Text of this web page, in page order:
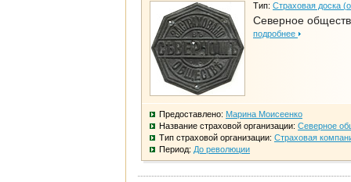
Тип: Страховая доска
Северное
подробнее
Предоставлено: Марина Моисеенко
Название страховой организации: Северное
Тип страховой организации: Страховая
Период: До революции